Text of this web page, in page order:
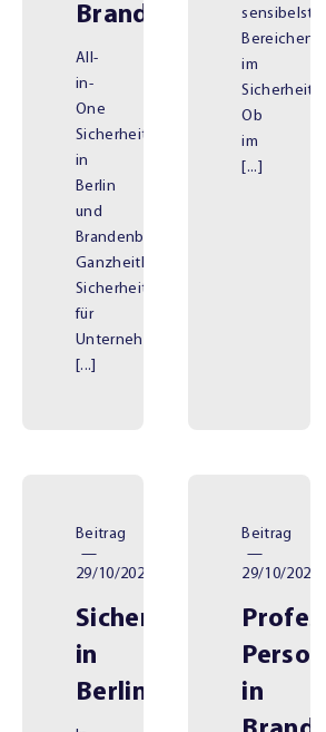
Brandenburg
All-
in-
One
Sicherheitsdienst
in
Berlin
und
Brandenburg
Ganzheitliche
Sicherheitslösungen
für
Unternehmen,
[...]
sensibelsten
Bereichen
im
Ob
im
[...]
Beitrag
—
29/10/2025
Sicherheitsberatung
in
Berlin
Beitrag
—
29/10/2025
in